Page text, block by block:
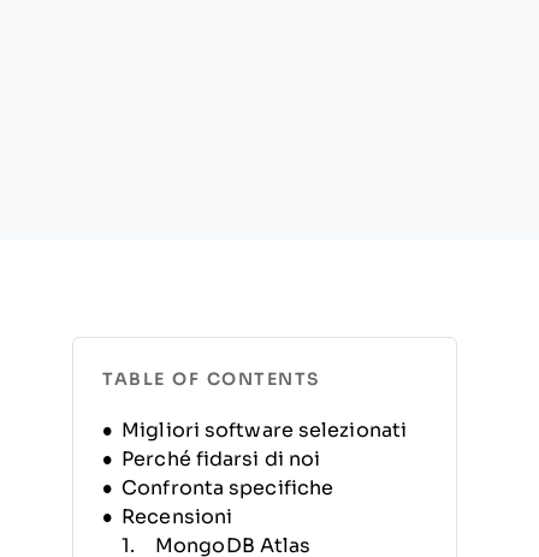
TABLE OF CONTENTS
Migliori software selezionati
Perché fidarsi di noi
Confronta specifiche
Recensioni
MongoDB Atlas